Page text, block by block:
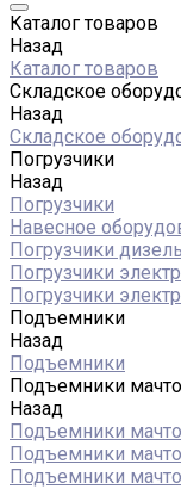
Каталог товаров
Назад
Каталог товаров
Складское
Назад
Складское
Погрузчики
Назад
Погрузчики
Навесное
Погрузчики
Погрузчики
Погрузчики
Подъемники
Назад
Подъемники
Подъемники
Назад
Подъемники
Подъемники
Подъемники